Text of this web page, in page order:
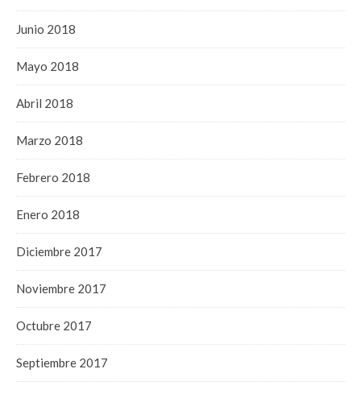
Junio 2018
Mayo 2018
Abril 2018
Marzo 2018
Febrero 2018
Enero 2018
Diciembre 2017
Noviembre 2017
Octubre 2017
Septiembre 2017